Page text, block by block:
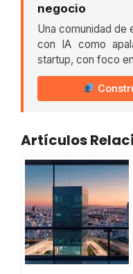
negocio
Una comunidad de
con IA como
startup, con foco
Artículos